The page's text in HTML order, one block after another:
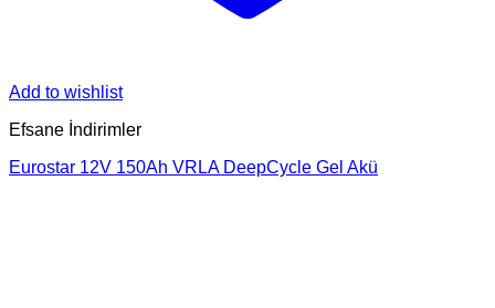
Add to wishlist
Efsane İndirimler
Eurostar 12V 150Ah VRLA DeepCycle Gel Akü